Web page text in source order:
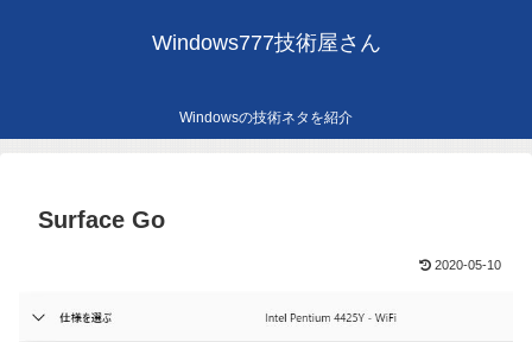
Windows777技術屋さん
Windowsの技術ネタを紹介
Surface Go
2020-05-10